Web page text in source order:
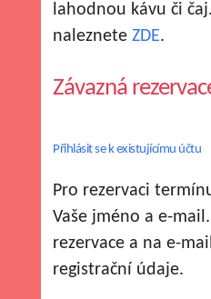
lahodnou kávu či
nalezneteZDE.
Závazná
Přihlásit se k existujícímu účtu
Pro rezervaci
Vaše jméno a e-
rezervace a na e-
registrační údaje.